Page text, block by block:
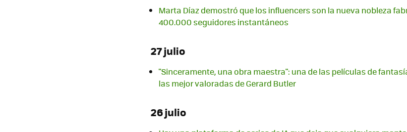
Marta Díaz demostró que los influencers son la nueva nobleza
400.000 seguidores instantáneos
27 julio
"Sinceramente, una obra maestra": una de las películas de
las mejor valoradas de Gerard Butler
26 julio